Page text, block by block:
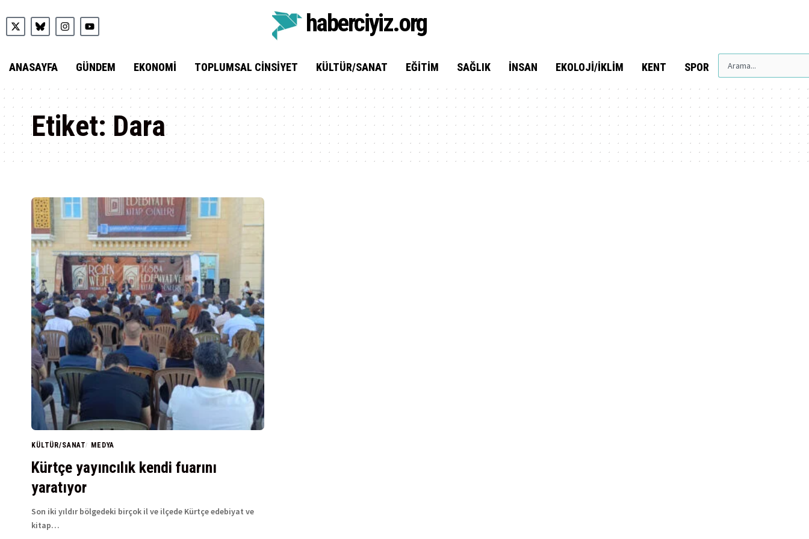
haberciyiz.org
ANASAYFA GÜNDEM EKONOMI TOPLUMSAL CINSIYET KÜLTÜR/SANAT EĞITIM SAĞLIK İNSAN EKOLOJI/İKLIM KENT SPOR
Etiket:Dara
KÜLTÜR/SANAT MEDYA
Kürtçe yayıncılık kendi fuarını
yaratıyor
Son iki yıldır bölgedeki birçok il ve ilçede Kürtçe edebiyat ve
kitap…